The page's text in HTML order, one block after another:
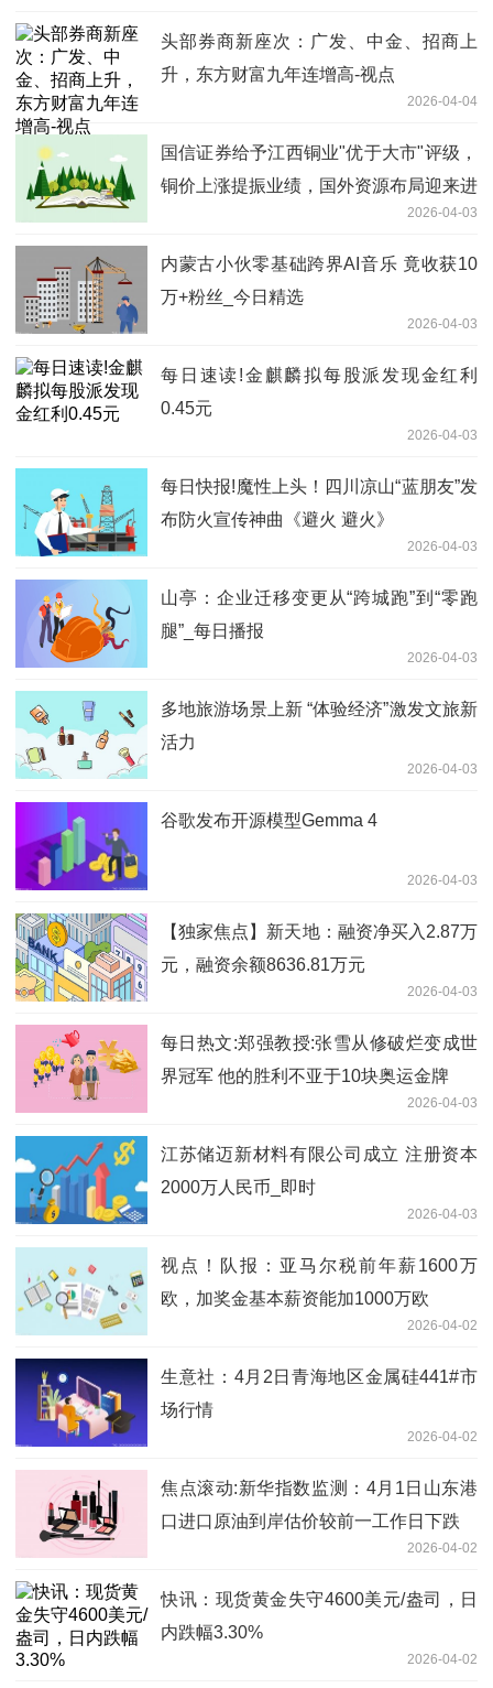
头部券商新座次：广发、中金、招商上
升，东方财富九年连增高-视点
2026-04-04
国信证券给予江西铜业"优于大市"评级，
铜价上涨提振业绩，国外资源布局迎来进
2026-04-03
内蒙古小伙零基础跨界AI音乐 竟收获10
万+粉丝_今日精选
2026-04-03
每日速读!金麒麟拟每股派发现金红利
0.45元
2026-04-03
每日快报!魔性上头！四川凉山“蓝朋友”发
布防火宣传神曲《避火 避火》
2026-04-03
山亭：企业迁移变更从“跨城跑”到“零跑
腿”_每日播报
2026-04-03
多地旅游场景上新 “体验经济”激发文旅新
活力
2026-04-03
谷歌发布开源模型Gemma 4
2026-04-03
【独家焦点】新天地：融资净买入2.87万
元，融资余额8636.81万元
2026-04-03
每日热文:郑强教授:张雪从修破烂变成世
界冠军 他的胜利不亚于10块奥运金牌
2026-04-03
江苏储迈新材料有限公司成立 注册资本
2000万人民币_即时
2026-04-03
视点！队报：亚马尔税前年薪1600万
欧，加奖金基本薪资能加1000万欧
2026-04-02
生意社：4月2日青海地区金属硅441#市
场行情
2026-04-02
焦点滚动:新华指数监测：4月1日山东港
口进口原油到岸估价较前一工作日下跌
2026-04-02
快讯：现货黄金失守4600美元/盎司，日
内跌幅3.30%
2026-04-02